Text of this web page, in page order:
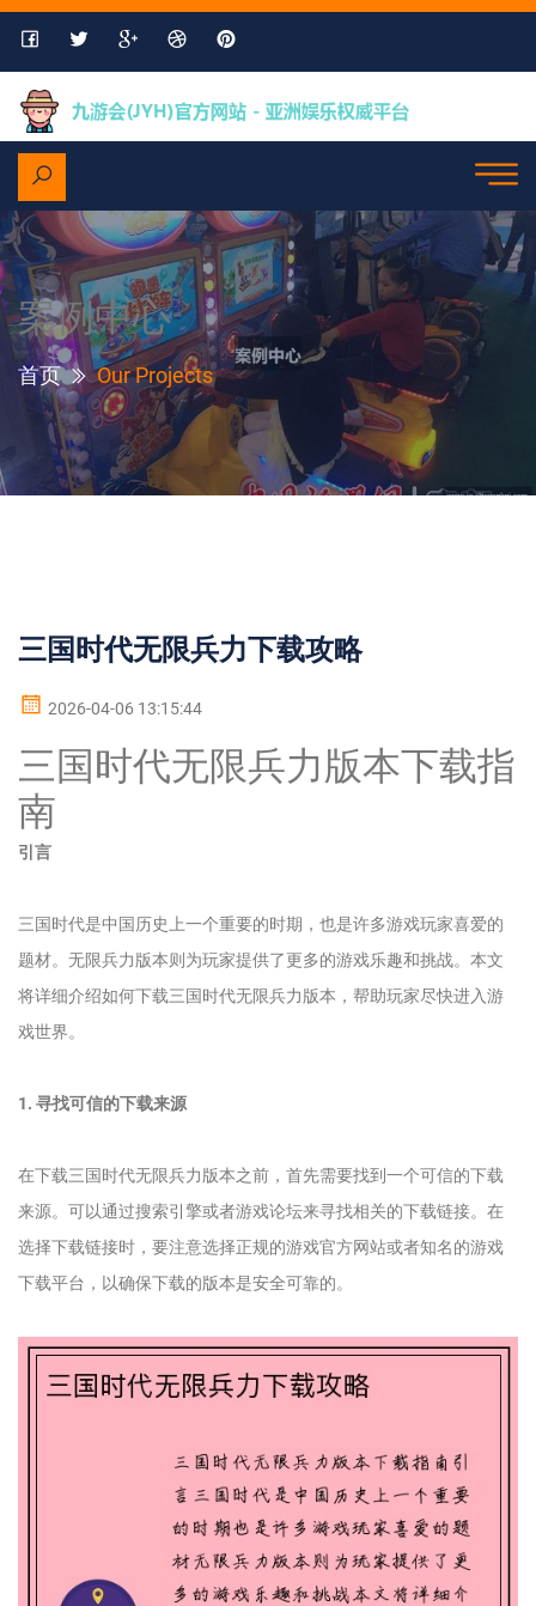
案例中心
首页 Our Projects
三国时代无限兵力下载攻略
2026-04-06 13:15:44
三国时代无限兵力版本下载指
南
引言
三国时代是中国历史上一个重要的时期，也是许多游戏玩家喜爱的
题材。无限兵力版本则为玩家提供了更多的游戏乐趣和挑战。本文
将详细介绍如何下载三国时代无限兵力版本，帮助玩家尽快进入游
戏世界。
1. 寻找可信的下载来源
在下载三国时代无限兵力版本之前，首先需要找到一个可信的下载
来源。可以通过搜索引擎或者游戏论坛来寻找相关的下载链接。在
选择下载链接时，要注意选择正规的游戏官方网站或者知名的游戏
下载平台，以确保下载的版本是安全可靠的。